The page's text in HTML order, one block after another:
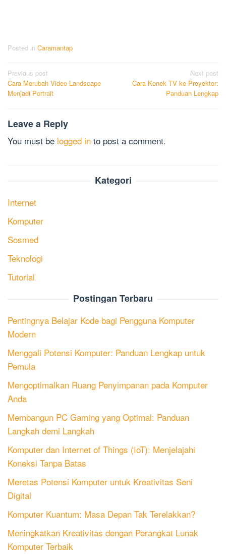
Posted in Caramantap
Post
navigation
Previous post
Cara Merubah Video Landscape
Menjadi Portrait
Next post
Cara Konek TV ke Proyektor:
Panduan Lengkap
Leave a Reply
You must be logged in to post a comment.
Kategori
Internet
Komputer
Sosmed
Teknologi
Tutorial
Postingan Terbaru
Pentingnya Belajar Kode bagi Pengguna Komputer
Modern
Menggali Potensi Komputer: Panduan Lengkap untuk
Pemula
Mengoptimalkan Ruang Penyimpanan pada Komputer
Anda
Membangun PC Gaming yang Optimal: Panduan
Langkah demi Langkah
Komputer dan Internet of Things (IoT): Menjelajahi
Koneksi Tanpa Batas
Meretas Potensi Komputer untuk Kreativitas Seni
Digital
Komputer Kuantum: Masa Depan Tak Terelakkan?
Meningkatkan Kreativitas dengan Perangkat Lunak
Komputer Terbaik